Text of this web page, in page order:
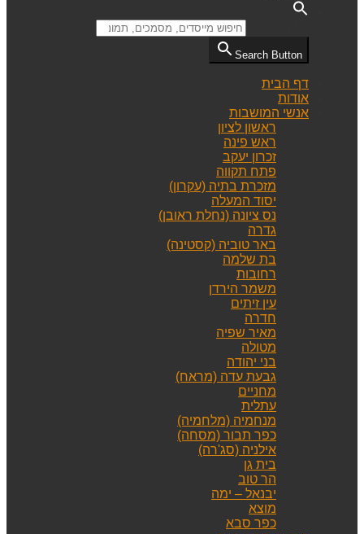
Search Button
דף הבית
אודות
אנשי המושבות
ראשון לציון
ראש פינה
זכרון יעקב
פתח תקווה
מזכרת בתיה (עקרון)
יסוד המעלה
נס ציונה (נחלת ראובן)
גדרה
באר טוביה (קסטינה)
בת שלמה
רחובות
משמר הירדן
עין זיתים
חדרה
מאיר שפיה
מטולה
בני יהודה
גבעת עדה (מראח)
מחניים
עתלית
מנחמיה (מלחמיה)
כפר תבור (מסחה)
אילניה (סג'רה)
בית גן
הר טוב
יבנאל – ימה
מוצא
כפר סבא